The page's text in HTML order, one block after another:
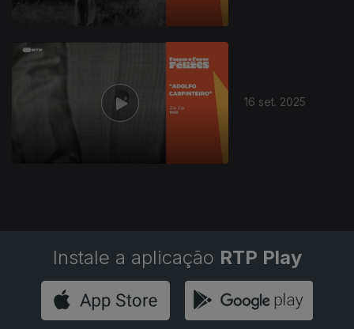
16 set. 2025
875426
Instale a aplicação RTP Play